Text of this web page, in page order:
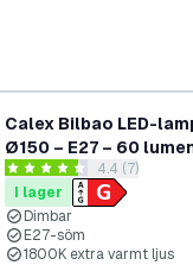
Calex Bilbao LED-
Ø150 – E27 – 60
Titanfärgad
öppna
4.4 stjärnbetyg4.4 (7)
I lager
Dimbar
E27-söm
1800K extra varmt ljus